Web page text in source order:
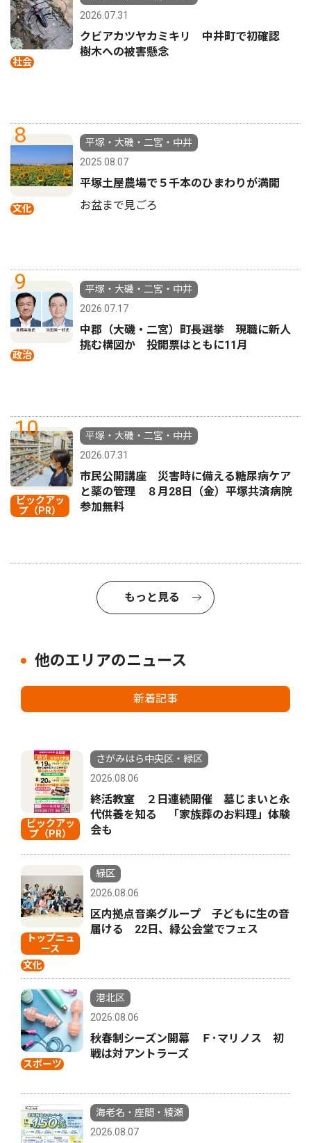
社会
2026.07.31
クビアカツヤカミキリ 中井町で初確認
樹木への被害懸念
8
文化
平塚・大磯・二宮・中井
2025.08.07
平塚土屋農場で５千本のひまわりが満開
お盆まで見ごろ
9
政治
平塚・大磯・二宮・中井
2026.07.17
中郡（大磯・二宮）町長選挙 現職に新人
挑む構図か 投開票はともに11月
10
ピックアッ
プ（PR）
平塚・大磯・二宮・中井
2026.07.31
市民公開講座 災害時に備える糖尿病ケア
と薬の管理 ８月28日（金）平塚共済病院
参加無料
もっと見る
他のエリアのニュース
新着記事
ピックアッ
プ（PR）
さがみはら中央区・緑区
2026.08.06
終活教室 ２日連続開催 墓じまいと永
代供養を知る 「家族葬のお料理」体験
会も
トップニュ
ース
文化
緑区
2026.08.06
区内拠点音楽グループ 子どもに生の音
届ける 22日、緑公会堂でフェス
スポーツ
港北区
2026.08.06
秋春制シーズン開幕 Ｆ･マリノス 初
戦は対アントラーズ
海老名・座間・綾瀬
2026.08.07